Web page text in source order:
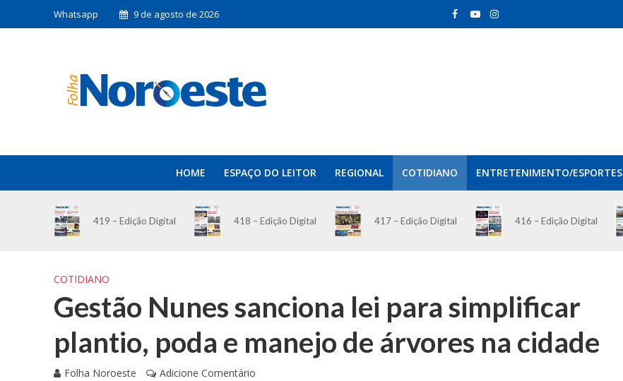
Whatsapp 9 de agosto de 2026
HOME ESPAÇO DO LEITOR REGIONAL COTIDIANO ENTRETENIMENTO/ESPORTES
419 – Edição Digital 418 – Edição Digital 417 – Edição Digital 416 – Edição Digital
COTIDIANO
Gestão Nunes sanciona lei para simplificar
plantio, poda e manejo de árvores na cidade
Folha Noroeste Adicione Comentário